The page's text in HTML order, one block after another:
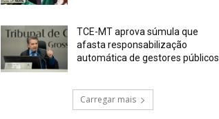
TCE-MT aprova súmula que
afasta responsabilização
automática de gestores públicos
Carregar mais